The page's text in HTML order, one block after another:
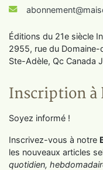
Éditions du 21e siècle
2955, rue du
Ste-Adèle, Qc Canada
Inscription
Soyez informé !
Inscrivez-vous à notre
les nouveaux articles
quotidien,